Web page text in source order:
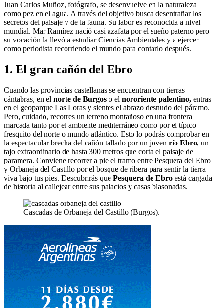
Juan Carlos Muñoz, fotógrafo, se desenvuelve en la naturaleza
como pez en el agua. A través del objetivo busca desentrañar los
secretos del paisaje y de la fauna. Su labor es reconocida a nivel
mundial. Mar Ramírez nació casi azafata por el sueño paterno pero
su vocación la llevó a estudiar Ciencias Ambientales y a ejercer
como periodista recorriendo el mundo para contarlo después.
1. El gran cañón del Ebro
Cuando las provincias castellanas se encuentran con tierras
cántabras, en el norte de Burgos o el nororiente palentino, entras
en el geoparque Las Loras y sientes el abrazo desnudo del páramo.
Pero, cuidado, recorres un terreno montañoso en una frontera
marcada tanto por el ambiente mediterráneo como por el típico
fresquito del norte o mundo atlántico. Esto lo podrás comprobar en
la espectacular brecha del cañón tallado por un joven río Ebro, un
tajo extraordinario de hasta 300 metros que corta el paisaje de
paramera. Conviene recorrer a pie el tramo entre Pesquera del Ebro
y Orbaneja del Castillo por el bosque de ribera para sentir la tierra
viva bajo tus pies. Descubrirás que Pesquera de Ebro está cargada
de historia al callejear entre sus palacios y casas blasonadas.
Cascadas de Orbaneja del Castillo (Burgos).